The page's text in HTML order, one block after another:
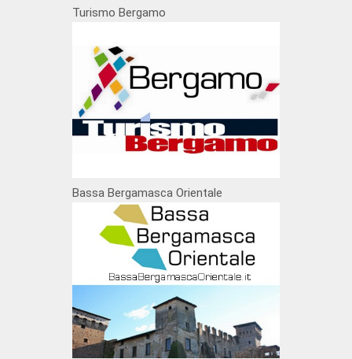
Turismo Bergamo
Bassa Bergamasca Orientale